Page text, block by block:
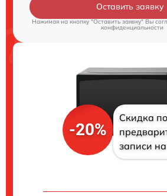
Оставить заявку
Нажимая на кнопку "Оставить заявку" Вы
конфиденциальности
-20%
Скидка по
записи